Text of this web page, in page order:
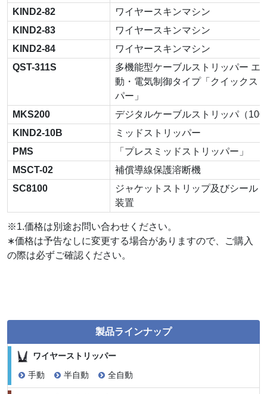
製品ラインナップ
ワイヤーストリッパー
手動 半自動 全自動
KIND2-82
ワイヤースキンマシン
KIND2-83
ワイヤースキンマシン
KIND2-84
ワイヤースキンマシン
QST-311S
多機能型ケーブルストリッパー エ
動・電気制御タイプ「クイックス
パー」
MKS200
デジタルケーブルストリッパ（
KIND2-10B
ミッドストリッパー
PMS
「プレスミッドストリッパー」
MSCT-02
補償導線保護溶断機
SC8100
ジャケットストリップ及びシール
装置
※1.価格は別途お問い合わせください。
∗価格は予告なしに変更する場合がありますので、ご購入
の際は必ずご確認ください。